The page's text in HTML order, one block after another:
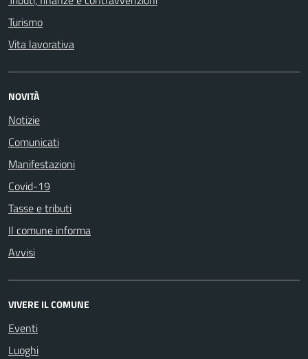
Turismo
Vita lavorativa
NOVITÀ
Notizie
Comunicati
Manifestazioni
Covid-19
Tasse e tributi
Il comune informa
Avvisi
VIVERE IL COMUNE
Eventi
Luoghi